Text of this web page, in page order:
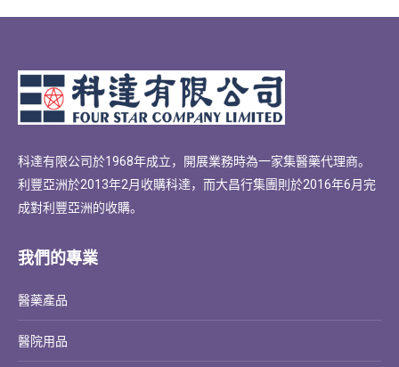
科達有限公司於1968年成立，開展業務時為一家集醫藥代理商。
利豐亞洲於2013年2月收購科達，而大昌行集團則於2016年6月完
成對利豐亞洲的收購。
我們的專業
醫藥產品
醫院用品